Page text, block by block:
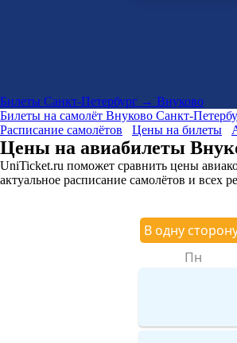
Билеты Санкт-Петербург → Внуково
Билеты на самолёт Внуково Санкт-
Расписание самолётов
Цены на билеты
Цены на авиабилеты
UniTicket.ru поможет сравнить цены
актуальное расписание самолётов и всех
В одну
Пн